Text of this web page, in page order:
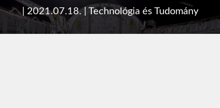
2021.07.18.|Technológia és Tudomány